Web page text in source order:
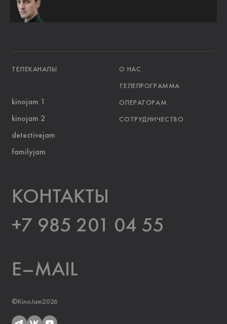
ТЕЛЕКАНАЛЫ О НАС
ТЕЛЕПРОГРАММА
ОПЕРАТОРАМ
СОТРУДНИЧЕСТВО
kinojam 1
kinojam 2
detectivejam
familyjam
KOНТАКТЫ
E–MAIL
©KinoJam2026
+7 985 201 04 55